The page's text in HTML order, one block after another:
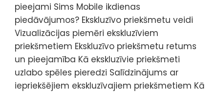
pieejami Sims Mobile ikdienas
piedāvājumos? Ekskluzīvo priekšmetu veidi
Vizualizācijas piemēri ekskluzīviem
priekšmetiem Ekskluzīvo priekšmetu retums
un pieejamība Kā ekskluzīvie priekšmeti
uzlabo spēles pieredzi Salīdzinājums ar
iepriekšējiem ekskluzīvajiem priekšmetiem Kā